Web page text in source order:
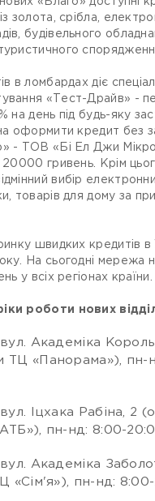
золота, срібла,
будівельного
в ломбардах діє
«Тест-Драйв» -
на день під будь-яку
оформити кредит без
- ТОВ «Бі Ел Джи
гривень. Крім
вибір
товарів для дому за
швидких кредитів в
На сьогодні мережа
у всіх регіонах країни.
роботи нових
Академіка
ТЦ «Панорама»), пн-
Іцхака Рабіна, 2
пн-нд: 8:00-
Академіка
«Сім'я»), пн-нд: 8:00-